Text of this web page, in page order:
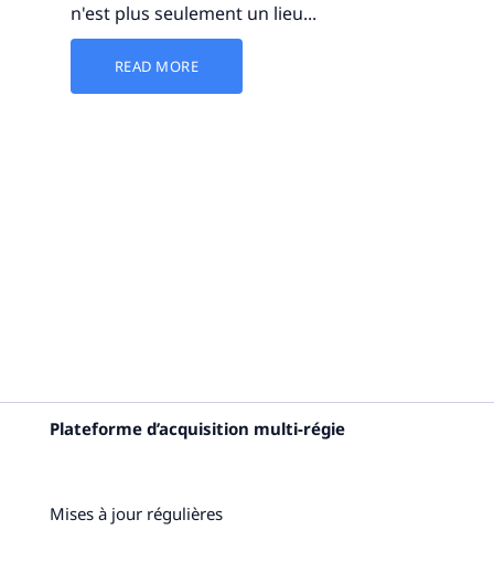
n'est plus seulement un lieu...
READ MORE
Plateforme d’acquisition multi-régie
Mises à jour régulières